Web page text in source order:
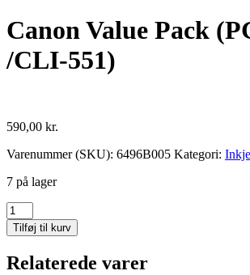
Canon Value Pack
/CLI-551)
590,00 kr.
Varenummer (SKU): 6496B005 Kategori:
7 på lager
Canon
Value
Pack
(PGI-
550
Tilføj til kurv
Relaterede varer